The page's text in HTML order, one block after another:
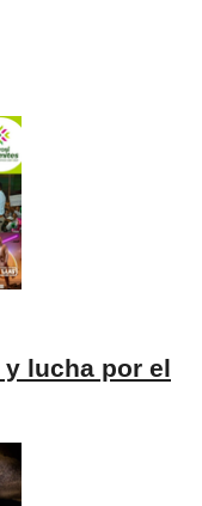
y lucha por el